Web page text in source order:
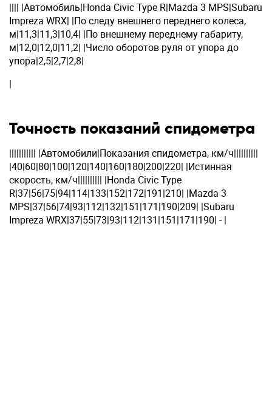
|||| |Автомобиль|Honda Civic Type R|Mazda 3 MPS|Subaru
Impreza WRX| |По следу внешнего переднего колеса,
м|11,3|11,3|10,4| |По внешнему переднему габариту,
м|12,0|12,0|11,2| |Число оборотов руля от упора до
упора|2,5|2,7|2,8|
|
Точность показаний спидометра
||||||||||| |Автомобили|Показания спидометра, км/ч||||||||||
|40|60|80|100|120|140|160|180|200|220| |Истинная
скорость, км/ч|||||||||| |Honda Civic Type
R|37|56|75|94|114|133|152|172|191|210| |Mazda 3
MPS|37|56|74|93|112|132|151|171|190|209| |Subaru
Impreza WRX|37|55|73|93|112|131|151|171|190| - |